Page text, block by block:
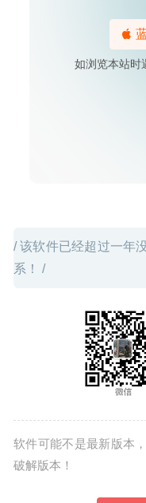
如浏览本站时
/ 该软件已经超过一年
系！ /
软件可能不是最新版本
破解版本！
Yate 5.1.3 for Mac-
PDF Squeezer 4.1